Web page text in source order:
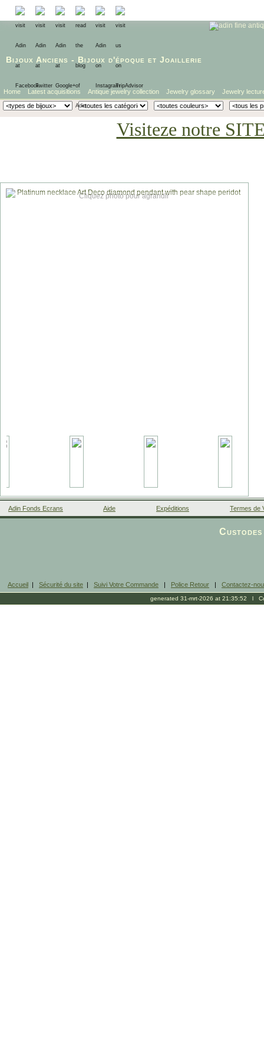
Bijoux Anciens - Bijoux d'époque et Joaillerie
Home Latest acquisitions Antique jewelry collection Jewelry glossary Jewelry
Visiteze notre
Cliquez photo pour agrandir
Adin Fonds Ecrans Aide Expéditions Termes de
Accueil | Sécurité du site | Suivi Votre Commande | Police Retour | Contactez-
generated 31-mrt-2026 at 21:35:52 l